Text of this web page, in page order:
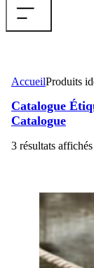
AccueilProduits
Catalogue
Catalogue
3 résultats affichés